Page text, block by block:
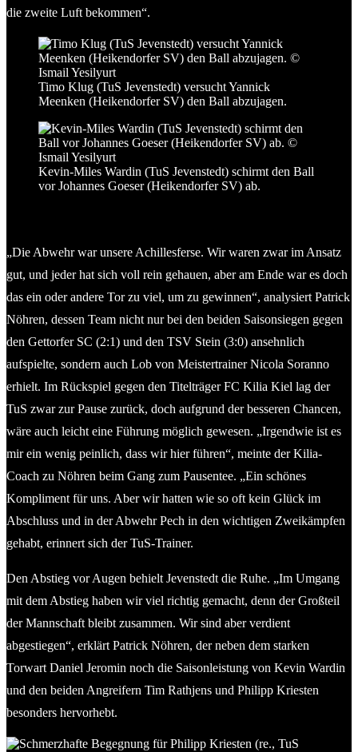
die zweite Luft bekommen“.
Timo Klug (TuS Jevenstedt) versucht Yannick
Meenken (Heikendorfer SV) den Ball abzujagen.
Kevin-Miles Wardin (TuS Jevenstedt) schirmt den Ball
vor Johannes Goeser (Heikendorfer SV) ab.
„Die Abwehr war unsere Achillesferse. Wir waren zwar im Ansatz
gut, und jeder hat sich voll rein gehauen, aber am Ende war es doch
das ein oder andere Tor zu viel, um zu gewinnen“, analysiert Patrick
Nöhren, dessen Team nicht nur bei den beiden Saisonsiegen gegen
den Gettorfer SC (2:1) und den TSV Stein (3:0) ansehnlich
aufspielte, sondern auch Lob von Meistertrainer Nicola Soranno
erhielt. Im Rückspiel gegen den Titelträger FC Kilia Kiel lag der
TuS zwar zur Pause zurück, doch aufgrund der besseren Chancen,
wäre auch leicht eine Führung möglich gewesen. „Irgendwie ist es
mir ein wenig peinlich, dass wir hier führen“, meinte der Kilia-
Coach zu Nöhren beim Gang zum Pausentee. „Ein schönes
Kompliment für uns. Aber wir hatten wie so oft kein Glück im
Abschluss und in der Abwehr Pech in den wichtigen Zweikämpfen
gehabt, erinnert sich der TuS-Trainer.
Den Abstieg vor Augen behielt Jevenstedt die Ruhe. „Im Umgang
mit dem Abstieg haben wir viel richtig gemacht, denn der Großteil
der Mannschaft bleibt zusammen. Wir sind aber verdient
abgestiegen“, erklärt Patrick Nöhren, der neben dem starken
Torwart Daniel Jeromin noch die Saisonleistung von Kevin Wardin
und den beiden Angreifern Tim Rathjens und Philipp Kriesten
besonders hervorhebt.